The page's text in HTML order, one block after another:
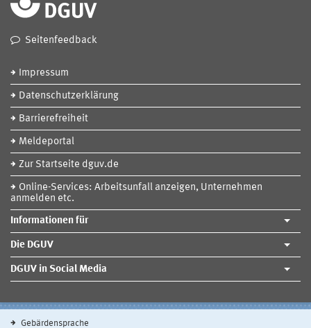
Seitenfeedback
Impressum
Datenschutzerklärung
Barrierefreiheit
Meldeportal
Zur Startseite dguv.de
Online-Services: Arbeitsunfall anzeigen, Unternehmen
anmelden etc.
Informationen für
Die DGUV
DGUV in Social Media
Gebärdensprache